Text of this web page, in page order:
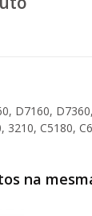
D7160,
3210, C5180,
na